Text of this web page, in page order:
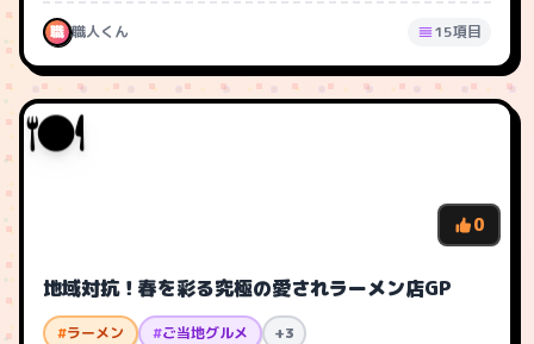
職 職人くん 15項目
🍽️
0
地域対抗！春を彩る究極の愛されラーメン店GP
#ラーメン #ご当地グルメ +3